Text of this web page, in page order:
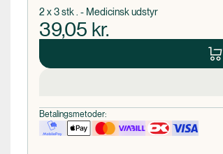
2 x 3 stk . - Medicinsk udstyr
39,05 kr.
Betalingsmetoder: